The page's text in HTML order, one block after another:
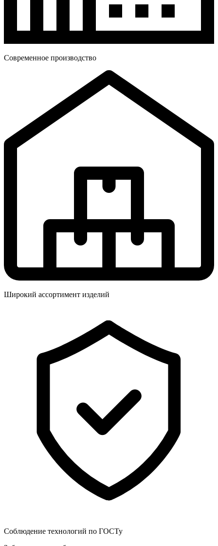
Современное производство
Широкий ассортимент изделий
Соблюдение технологий по ГОСТу